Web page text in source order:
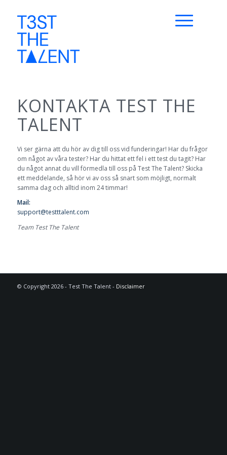
KONTAKTA TEST THE
TALENT
Vi ser gärna att du hör av dig till oss vid funderingar! Har du frågor
om något av våra tester? Har du hittat ett fel i ett test du tagit? Har
du något annat du vill förmedla till oss på Test The Talent? Skicka
ett meddelande, så hör vi av oss så snart som möjligt, normalt
samma dag och alltid inom 24 timmar!
Mail:
support@testttalent.com
Team Test The Talent
© Copyright 2026 - Test The Talent - Disclaimer